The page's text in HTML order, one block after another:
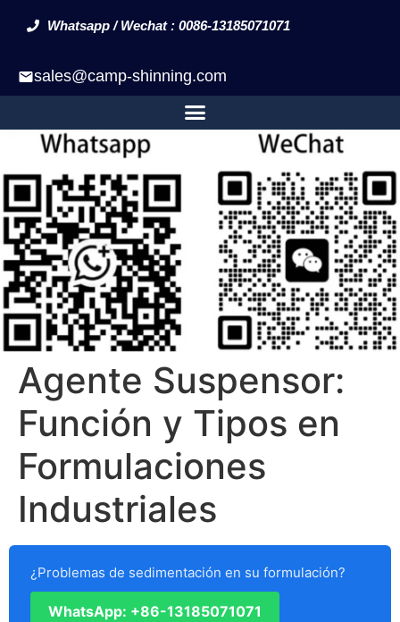
Whatsapp / Wechat : 0086-13185071071
sales@camp-shinning.com
Agente Suspensor:
Función y Tipos en
Formulaciones
Industriales
¿Problemas de sedimentación en su formulación?
WhatsApp: +86-13185071071